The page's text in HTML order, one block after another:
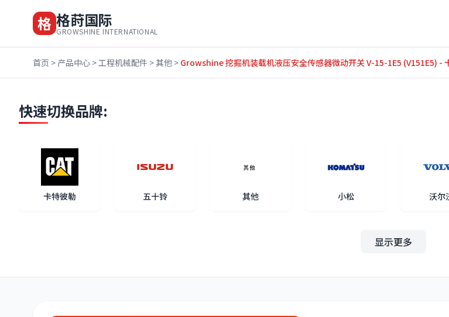
格 格莳国际
GROWSHINE INTERNATIONAL
首页 > 产品中心 >工程机械配件 >其他 > Growshine 挖掘机装载机液压安全传感器微动开关 V-15-1E5 (V151E5) -
快速切换品牌:
卡特彼勒 五十铃 其他 小松 沃尔
显示更多